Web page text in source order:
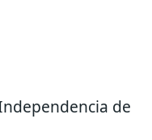
de